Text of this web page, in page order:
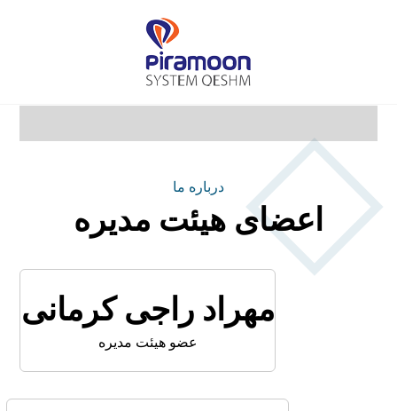
درباره ما
اعضای هیئت مدیره
مهراد راجی کرمانی
عضو هیئت مدیره